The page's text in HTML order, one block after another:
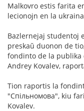
Malkovro estis farita
lecionojn en la
Bazlernejaj studentoj
preskaŭ duonon de
fondinto de la publika
Andrey Kovalev,
Tion raportis la
"Спільномова", kiu
Kovalev.